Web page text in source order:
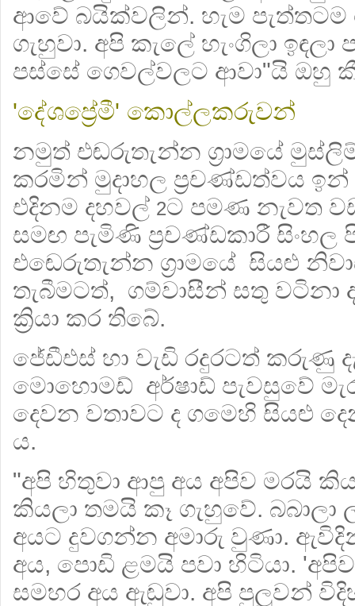
ආවේ බයික්වලින්. හැම පැත්තටම
ගැහුවා. අපි කැලේ හැංගිලා
පස්සේ ගෙවල්වලට ආවා"යි ඔහු
'දේශප්‍රේමී' කොල්ලකරුවන්
නමුත් එඬරුතැන්න ග්‍රාමයේ
කරමින් මුදාහල ප්‍රචණ්ඩත්වය
එදිනම දහවල් 2ට පමණ නැවත
සමඟ පැමිණි ප්‍රචණ්ඩකාරී සිංහල
එඬෙරුතැන්න ග්‍රාමයේ සියළු
තැබීමටත්, ගම්වාසීන් සතු වටිනා
ක්‍රියා කර තිබේ.
ජේඩීඑස් හා වැඩි රදුරටත් කරුණු
මොහොමඩ් අර්ෂාඩ් පැවසුවේ
දෙවන වතාවට ද ගමෙහි සියළු
ය.
"අපි හිතුවා ආපු අය අපිව මරයි
කියලා තමයි කෑ ගැහුවේ.
අයට දුවගන්න අමාරු වුණා.
අය, පොඩි ළමයි පවා හිටියා.
සමහර අය ඇඬුවා. අපි පුලුවන්